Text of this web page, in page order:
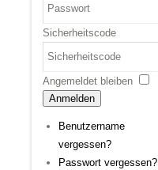
Sicherheitscode
Angemeldet bleiben
Anmelden
Benutzername
vergessen?
Passwort vergessen?